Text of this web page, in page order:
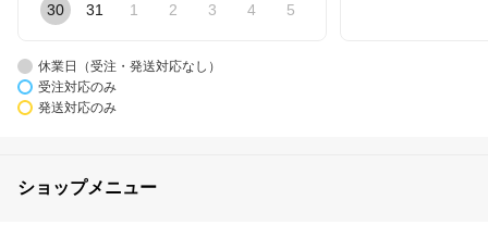
30 31 1 2 3 4 5
休業日（受注・発送対応なし）
受注対応のみ
発送対応のみ
ショップメニュー